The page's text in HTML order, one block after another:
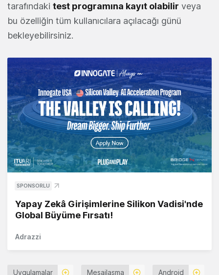
tarafındaki test programına kayıt olabilir veya
bu özelliğin tüm kullanıcılara açılacağı günü
bekleyebilirsiniz.
SPONSORLU
Yapay Zekâ Girişimlerine Silikon Vadisi'nde
Global Büyüme Fırsatı!
Adrazzi
Uygulamalar Mesajlaşma Android